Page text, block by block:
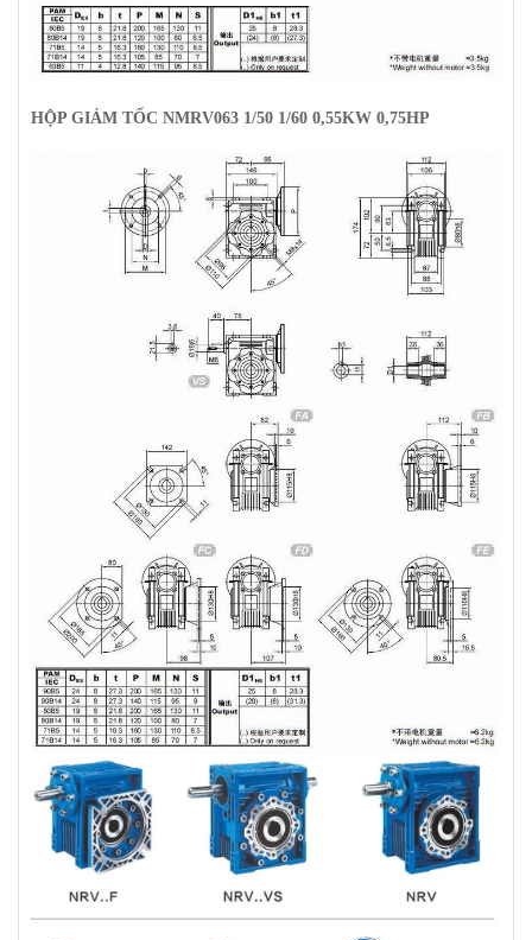
HỘP GIẢM TỐC NMRV063 1/50 1/60 0,55KW 0,75HP